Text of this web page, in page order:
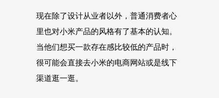
现在除了设计从业者以外，普通消费者心
里也对小米产品的风格有了基本的认知。
当他们想买一款存在感比较低的产品时，
很可能会直接去小米的电商网站或是线下
渠道逛一逛。